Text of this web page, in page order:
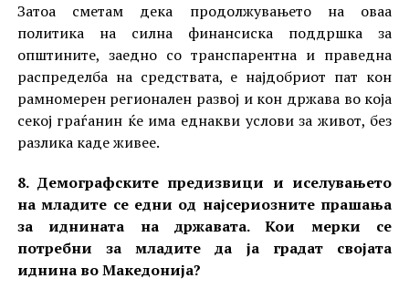
Затоа сметам дека продолжувањето на оваа
политика на силна финансиска поддршка за
општините, заедно со транспарентна и праведна
распределба на средствата, е најдобриот пат кон
рамномерен регионален развој и кон држава во која
секој граѓанин ќе има еднакви услови за живот, без
разлика каде живее.
8. Демографските предизвици и иселувањето
на младите се едни од најсериозните прашања
за иднината на државата. Кои мерки се
потребни за младите да ја градат својата
иднина во Македонија?